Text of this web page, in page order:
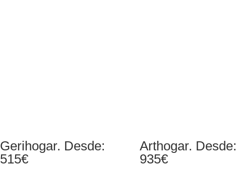
Gerihogar. Desde:
515€
Arthogar. Desde:
935€